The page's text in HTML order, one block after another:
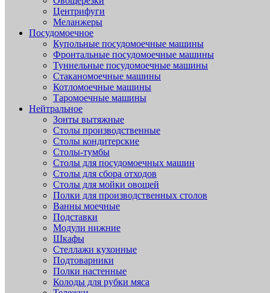
Центрифуги
Меланжеры
Посудомоечное
Купольные посудомоечные машины
Фронтальные посудомоечные машины
Туннельные посудомоечные машины
Стаканомоечные машины
Котломоечные машины
Таромоечные машины
Нейтральное
Зонты вытяжные
Столы производственные
Столы кондитерские
Столы-тумбы
Столы для посудомоечных машин
Столы для сбора отходов
Столы для мойки овощей
Полки для производственных столов
Ванны моечные
Подставки
Модули нижние
Шкафы
Стеллажи кухонные
Подтоварники
Полки настенные
Колоды для рубки мяса